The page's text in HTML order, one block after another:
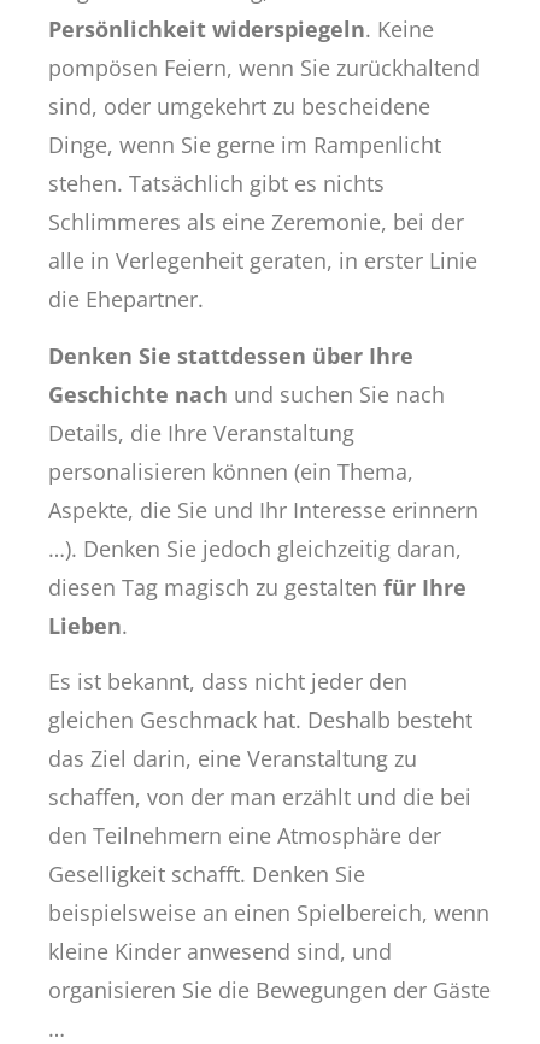
Persönlichkeit widerspiegeln. Keine
pompösen Feiern, wenn Sie zurückhaltend
sind, oder umgekehrt zu bescheidene
Dinge, wenn Sie gerne im Rampenlicht
stehen. Tatsächlich gibt es nichts
Schlimmeres als eine Zeremonie, bei der
alle in Verlegenheit geraten, in erster Linie
die Ehepartner.
Denken Sie stattdessen über Ihre
Geschichte nach und suchen Sie nach
Details, die Ihre Veranstaltung
personalisieren können (ein Thema,
Aspekte, die Sie und Ihr Interesse erinnern
…). Denken Sie jedoch gleichzeitig daran,
diesen Tag magisch zu gestalten für Ihre
Lieben.
Es ist bekannt, dass nicht jeder den
gleichen Geschmack hat. Deshalb besteht
das Ziel darin, eine Veranstaltung zu
schaffen, von der man erzählt und die bei
den Teilnehmern eine Atmosphäre der
Geselligkeit schafft. Denken Sie
beispielsweise an einen Spielbereich, wenn
kleine Kinder anwesend sind, und
organisieren Sie die Bewegungen der Gäste
…